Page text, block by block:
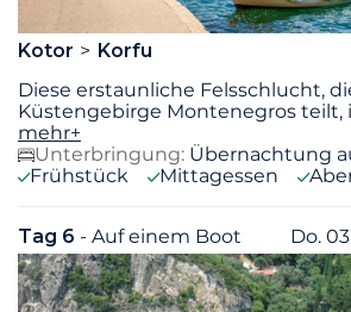
Kotor
Korfu
Diese erstaunliche Felsschlucht,
Küstengebirge Montenegros teilt,
mehr+
Unterbringung: Übernachtung
Frühstück
Mittagessen
Tag 6 - Auf einem Boot Do.